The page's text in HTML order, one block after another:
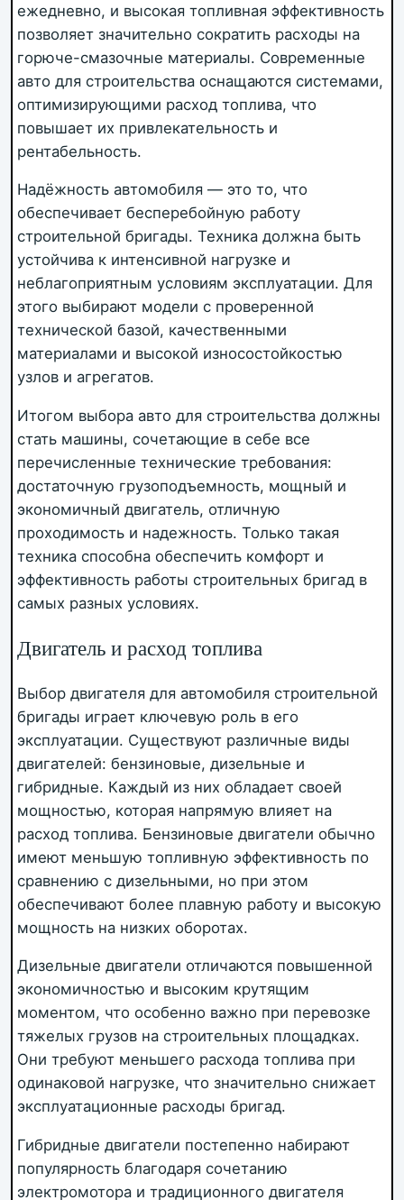
ежедневно, и высокая топливная эффективность
позволяет значительно сократить расходы на
горюче-смазочные материалы. Современные
авто для строительства оснащаются системами,
оптимизирующими расход топлива, что
повышает их привлекательность и
рентабельность.
Надёжность автомобиля — это то, что
обеспечивает бесперебойную работу
строительной бригады. Техника должна быть
устойчива к интенсивной нагрузке и
неблагоприятным условиям эксплуатации. Для
этого выбирают модели с проверенной
технической базой, качественными
материалами и высокой износостойкостью
узлов и агрегатов.
Итогом выбора авто для строительства должны
стать машины, сочетающие в себе все
перечисленные технические требования:
достаточную грузоподъемность, мощный и
экономичный двигатель, отличную
проходимость и надежность. Только такая
техника способна обеспечить комфорт и
эффективность работы строительных бригад в
самых разных условиях.
Двигатель и расход топлива
Выбор двигателя для автомобиля строительной
бригады играет ключевую роль в его
эксплуатации. Существуют различные виды
двигателей: бензиновые, дизельные и
гибридные. Каждый из них обладает своей
мощностью, которая напрямую влияет на
расход топлива. Бензиновые двигатели обычно
имеют меньшую топливную эффективность по
сравнению с дизельными, но при этом
обеспечивают более плавную работу и высокую
мощность на низких оборотах.
Дизельные двигатели отличаются повышенной
экономичностью и высоким крутящим
моментом, что особенно важно при перевозке
тяжелых грузов на строительных площадках.
Они требуют меньшего расхода топлива при
одинаковой нагрузке, что значительно снижает
эксплуатационные расходы бригад.
Гибридные двигатели постепенно набирают
популярность благодаря сочетанию
электромотора и традиционного двигателя